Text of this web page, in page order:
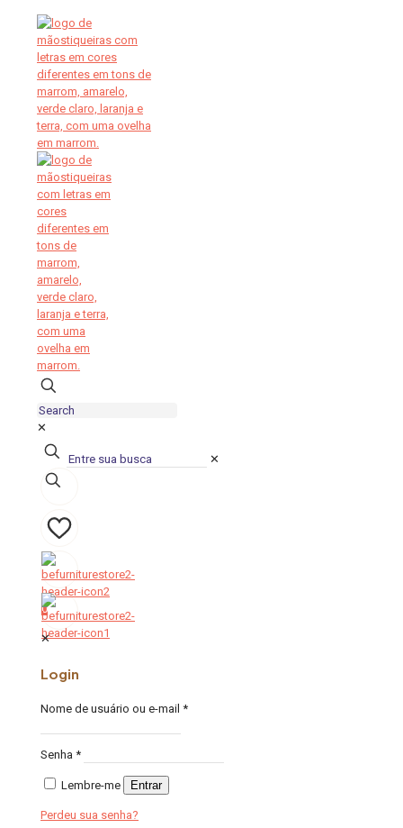
✕
✕
0
0
✕
Login
Nome de usuário ou e-mail *
Senha *
Lembre-me Entrar
Perdeu sua senha?